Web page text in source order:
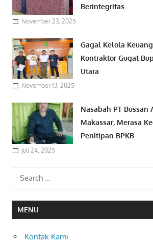
Berintegritas
November 23, 2025
Gagal Kelola
Kontraktor Gugat
Utara
November 13, 2025
Nasabah PT Bussan
Makassar, Merasa
Penitipan BPKB
Juli 24, 2025
MENU
Kontak Kami